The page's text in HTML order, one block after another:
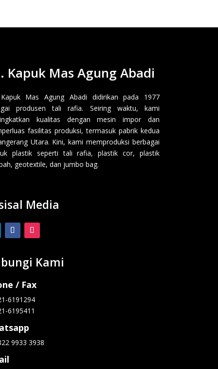
Kapuk Mas Agung Abadi
Mas Agung Abadi didirikan pada 1977
produsen tali rafia. Seiring waktu, kami
kualitas dengan mesin impor dan
fasilitas produksi, termasuk pabrik kedua
Utara. Kini, kami memproduksi berbagai
plastik seperti tali rafia, plastik cor, plastik
geotextile, dan jumbo bag.
Media
Kami
/ Fax
6191294
6195411
9933 3938